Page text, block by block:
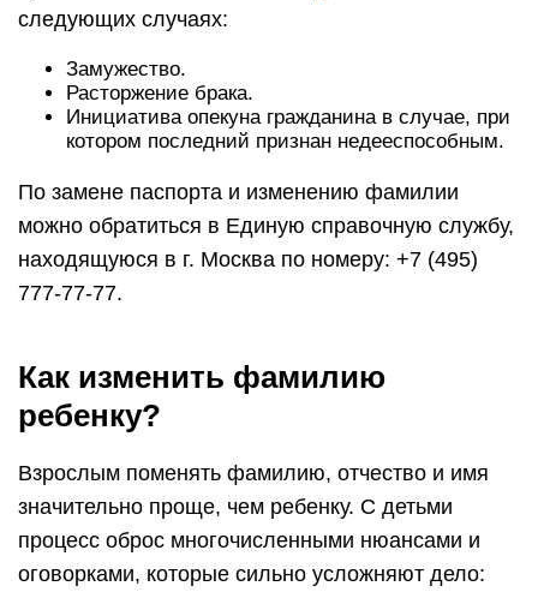
следующих случаях:
Замужество.
Расторжение брака.
Инициатива опекуна гражданина в случае, при
котором последний признан недееспособным.
По замене паспорта и изменению фамилии
можно обратиться в Единую справочную службу,
находящуюся в г. Москва по номеру: +7 (495)
777-77-77.
Как изменить фамилию
ребенку?
Взрослым поменять фамилию, отчество и имя
значительно проще, чем ребенку. С детьми
процесс оброс многочисленными нюансами и
оговорками, которые сильно усложняют дело: